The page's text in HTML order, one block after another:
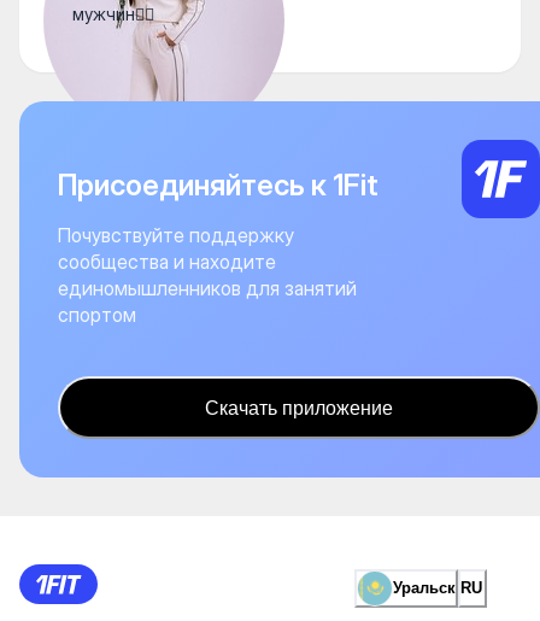
мужчин👍🏻
Присоединяйтесь к 1Fit
Почувствуйте поддержку
сообщества и находите
единомышленников для занятий
спортом
Скачать приложение
Уральск RU